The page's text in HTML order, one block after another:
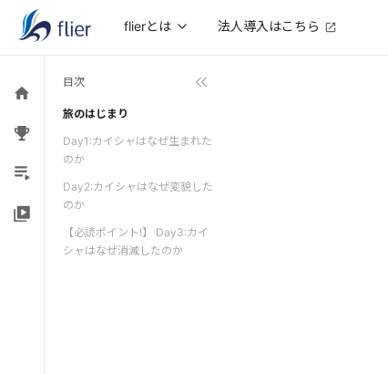
flierとは 法人導入はこちら
目次
旅のはじまり
Day1:カイシャはなぜ生まれた
のか
Day2:カイシャはなぜ変貌した
のか
【必読ポイント!】 Day3:カイ
シャはなぜ消滅したのか